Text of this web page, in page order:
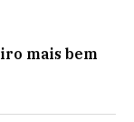
mais bem